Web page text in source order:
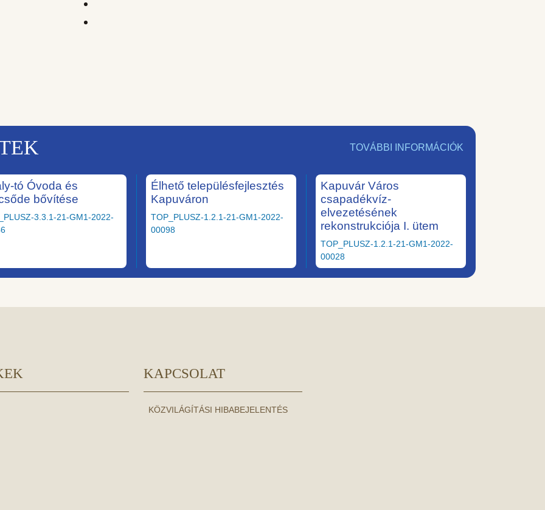
TOVÁBBI INFORMÁCIÓK
tó Óvoda és
bővítése
3.3.1-21-GM1-2022-
Élhető településfejlesztés
Kapuváron
TOP_PLUSZ-1.2.1-21-GM1-2022-
00098
Kapuvár Város
csapadékvíz-
elvezetésének
rekonstrukciója I. ütem
TOP_PLUSZ-1.2.1-21-GM1-2022-
00028
KAPCSOLAT
KÖZVILÁGÍTÁSI HIBABEJELENTÉS